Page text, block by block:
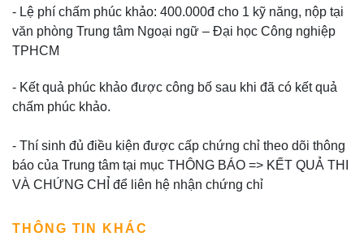
- Lệ phí chấm phúc khảo: 400.000đ cho 1 kỹ năng, nộp tại
văn phòng Trung tâm Ngoại ngữ – Đại học Công nghiệp
TPHCM
- Kết quả phúc khảo được công bố sau khi đã có kết quả
chấm phúc khảo.
- Thí sinh đủ điều kiện được cấp chứng chỉ theo dõi thông
báo của Trung tâm tại mục THÔNG BÁO => KẾT QUẢ THI
VÀ CHỨNG CHỈ để liên hệ nhận chứng chỉ
THÔNG TIN KHÁC